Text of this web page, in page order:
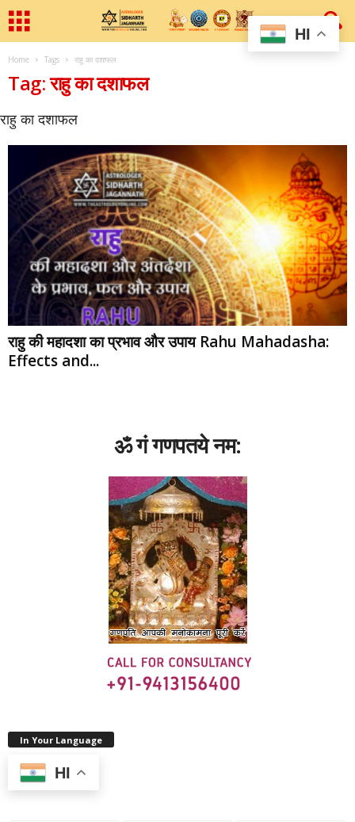
Home Tags राहु का दशाफल
Tag: राहु का दशाफल
राहु का दशाफल
राहु की महादशा का प्रभाव और उपाय Rahu Mahadasha:
Effects and...
ॐ गं गणपतये नम:
In Your Language
HI
HI